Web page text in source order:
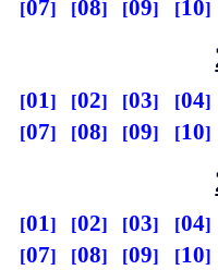
07 08 09 10
01 02 03 04
07
08 09 10
01 02 03 04
07
08 09 10